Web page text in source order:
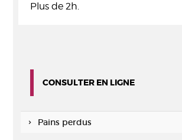
Plus de 2h.
CONSULTER EN LIGNE
Pains perdus